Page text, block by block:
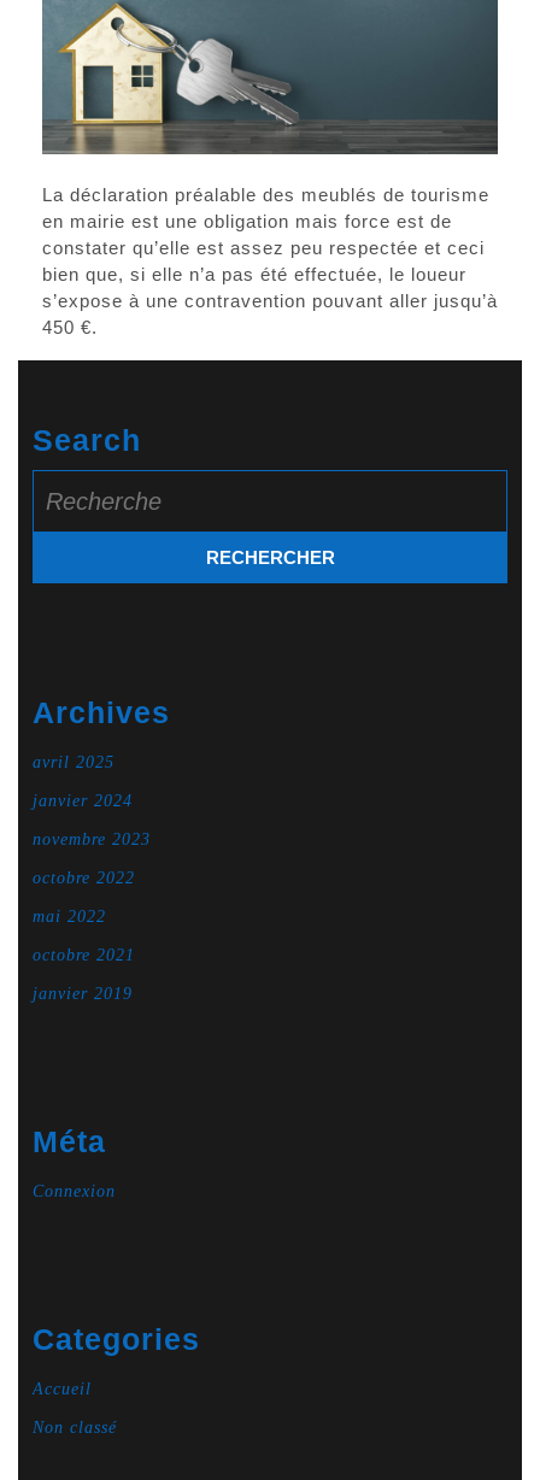
La déclaration préalable des meublés de tourisme
en mairie est une obligation mais force est de
constater qu’elle est assez peu respectée et ceci
bien que, si elle n’a pas été effectuée, le loueur
s’expose à une contravention pouvant aller jusqu’à
450 €.
Search
for:
Archives
avril 2025
janvier 2024
novembre 2023
octobre 2022
mai 2022
octobre 2021
janvier 2019
Méta
Connexion
Categories
Accueil
Non classé